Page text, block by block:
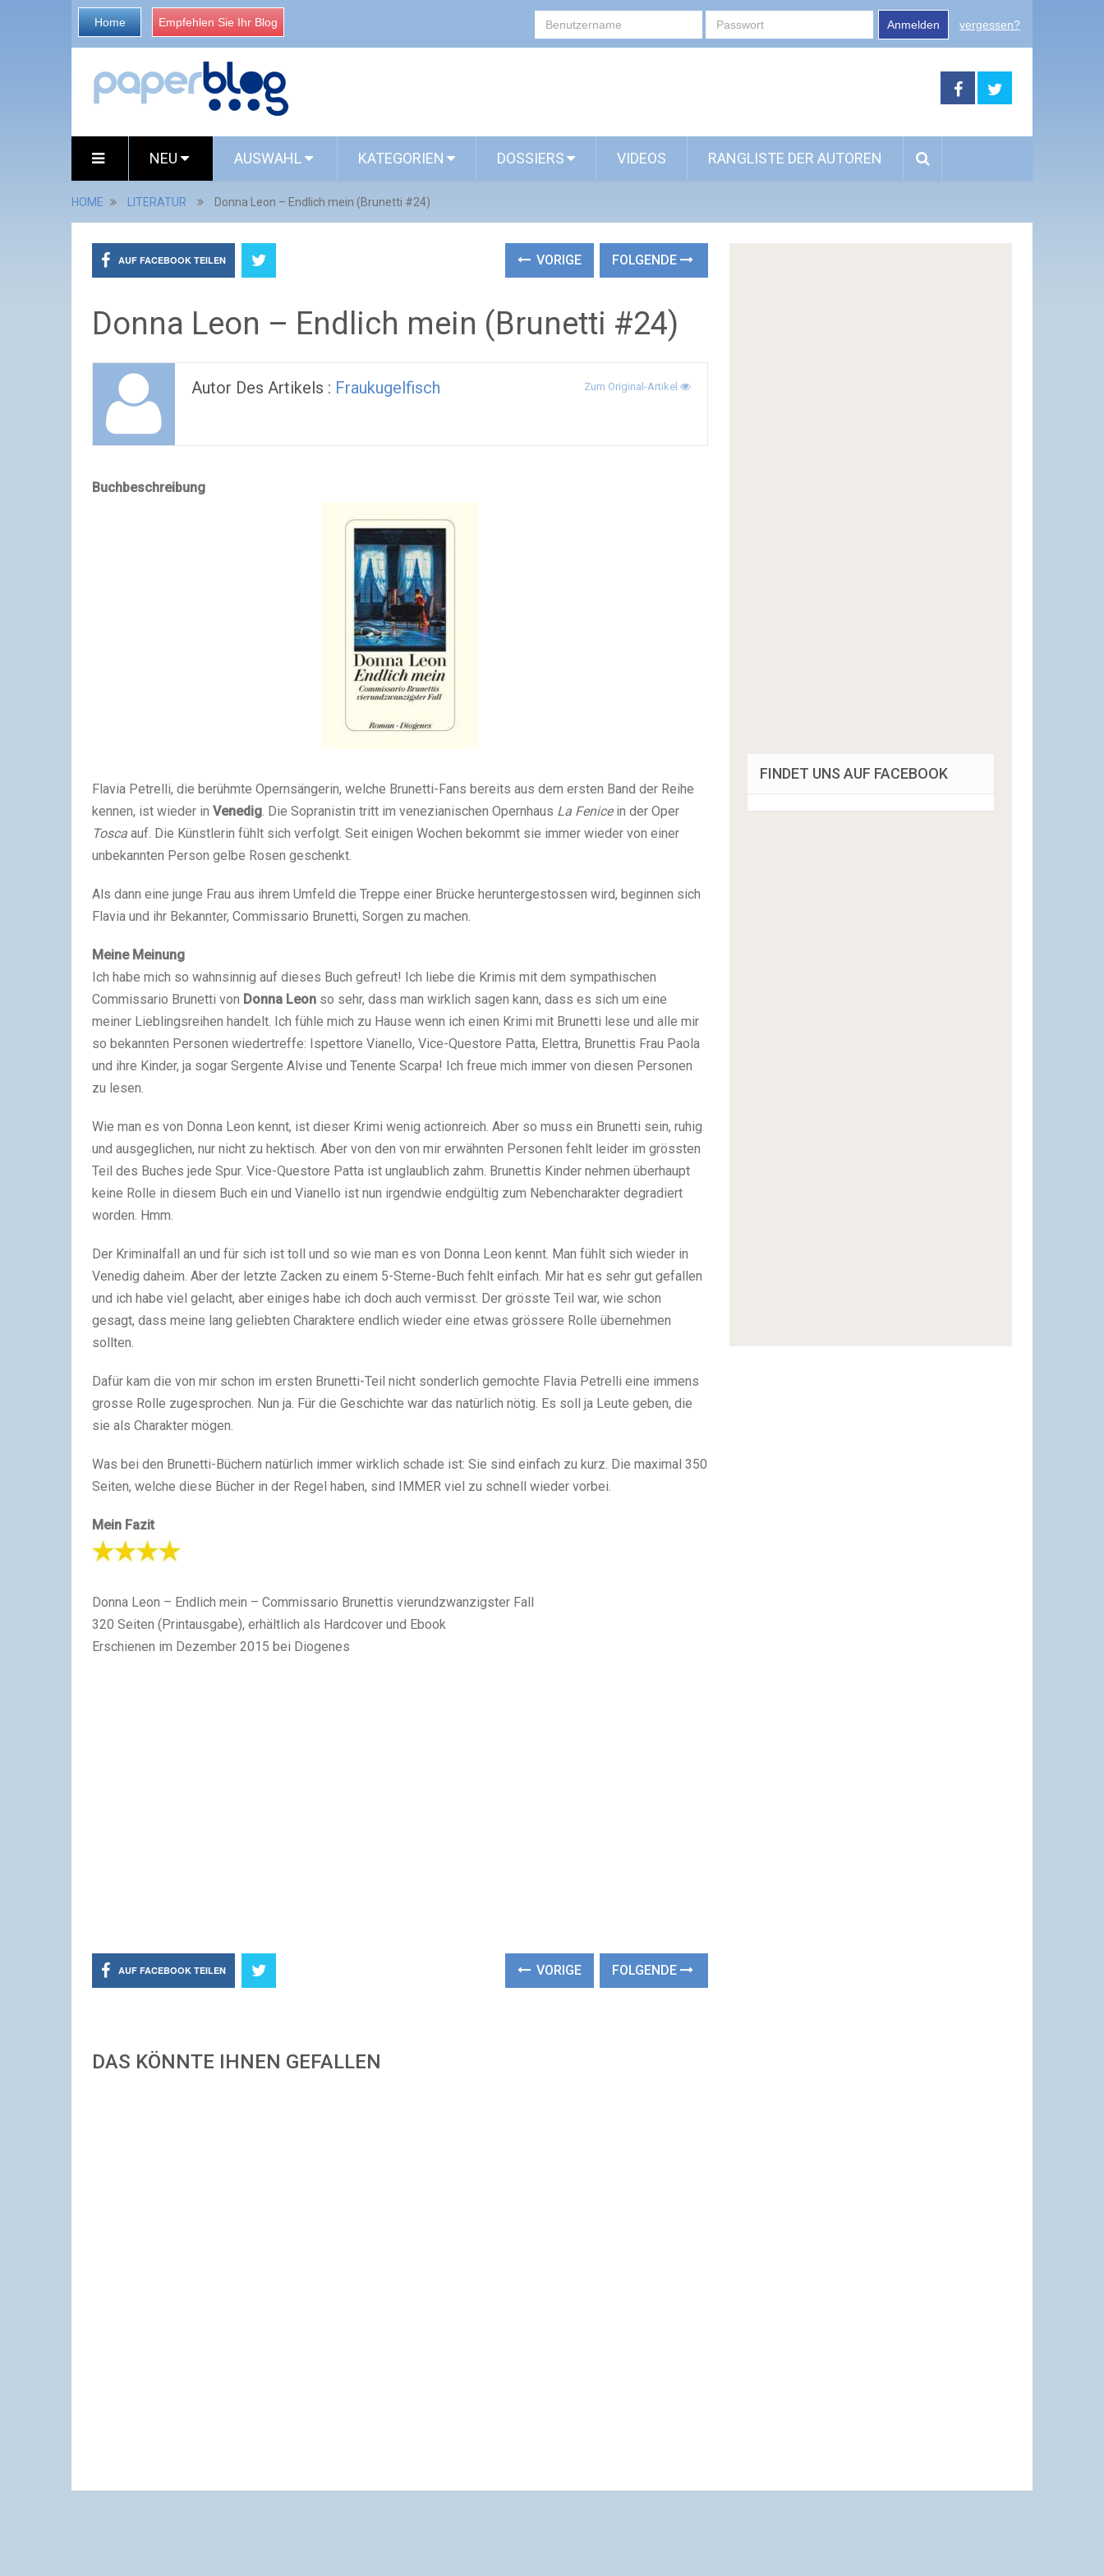
Home Empfehlen Sie Ihr Blog Anmelden vergessen?
NEU AUSWAHL KATEGORIEN DOSSIERS VIDEOS RANGLISTE DER AUTOREN
HOME LITERATUR Donna Leon – Endlich mein (Brunetti #24)
AUF FACEBOOK TEILEN VORIGE FOLGENDE
Donna Leon – Endlich mein (Brunetti #24)
Autor Des Artikels : Fraukugelfisch Zum Original-Artikel
Buchbeschreibung
Flavia Petrelli, die berühmte Opernsängerin, welche Brunetti-Fans bereits aus dem ersten Band der Reihe
kennen, ist wieder in Venedig . Die Sopranistin tritt im venezianischen Opernhaus La Fenicein der Oper
Tosca auf. Die Künstlerin fühlt sich verfolgt. Seit einigen Wochen bekommt sie immer wieder von einer
unbekannten Person gelbe Rosen geschenkt.
Als dann eine junge Frau aus ihrem Umfeld die Treppe einer Brücke heruntergestossen wird, beginnen sich
Flavia und ihr Bekannter, Commissario Brunetti, Sorgen zu machen.
Meine Meinung
Ich habe mich so wahnsinnig auf dieses Buch gefreut! Ich liebe die Krimis mit dem sympathischen
Commissario Brunetti von Donna Leon so sehr, dass man wirklich sagen kann, dass es sich um eine
meiner Lieblingsreihen handelt. Ich fühle mich zu Hause wenn ich einen Krimi mit Brunetti lese und alle mir
so bekannten Personen wiedertreffe: Ispettore Vianello, Vice-Questore Patta, Elettra, Brunettis Frau Paola
und ihre Kinder, ja sogar Sergente Alvise und Tenente Scarpa! Ich freue mich immer von diesen Personen
zu lesen.
Wie man es von Donna Leon kennt, ist dieser Krimi wenig actionreich. Aber so muss ein Brunetti sein, ruhig
und ausgeglichen, nur nicht zu hektisch. Aber von den von mir erwähnten Personen fehlt leider im grössten
Teil des Buches jede Spur. Vice-Questore Patta ist unglaublich zahm. Brunettis Kinder nehmen überhaupt
keine Rolle in diesem Buch ein und Vianello ist nun irgendwie endgültig zum Nebencharakter degradiert
worden. Hmm.
Der Kriminalfall an und für sich ist toll und so wie man es von Donna Leon kennt. Man fühlt sich wieder in
Venedig daheim. Aber der letzte Zacken zu einem 5-Sterne-Buch fehlt einfach. Mir hat es sehr gut gefallen
und ich habe viel gelacht, aber einiges habe ich doch auch vermisst. Der grösste Teil war, wie schon
gesagt, dass meine lang geliebten Charaktere endlich wieder eine etwas grössere Rolle übernehmen
sollten.
Dafür kam die von mir schon im ersten Brunetti-Teil nicht sonderlich gemochte Flavia Petrelli eine immens
grosse Rolle zugesprochen. Nun ja. Für die Geschichte war das natürlich nötig. Es soll ja Leute geben, die
sie als Charakter mögen.
Was bei den Brunetti-Büchern natürlich immer wirklich schade ist: Sie sind einfach zu kurz. Die maximal 350
Seiten, welche diese Bücher in der Regel haben, sind IMMER viel zu schnell wieder vorbei.
Mein Fazit
Donna Leon – Endlich mein – Commissario Brunettis vierundzwanzigster Fall
320 Seiten (Printausgabe), erhältlich als Hardcover und Ebook
Erschienen im Dezember 2015 bei Diogenes
AUF FACEBOOK TEILEN VORIGE FOLGENDE
DAS KÖNNTE IHNEN GEFALLEN
FINDET UNS AUF FACEBOOK